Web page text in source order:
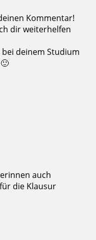
Kommentar!
dir weiterhelfen
deinem Studium
auch
die Klausur